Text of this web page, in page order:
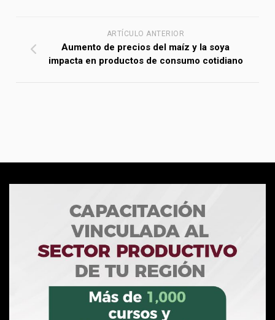
ARTÍCULO ANTERIOR
Aumento de precios del maíz y la soya
impacta en productos de consumo cotidiano